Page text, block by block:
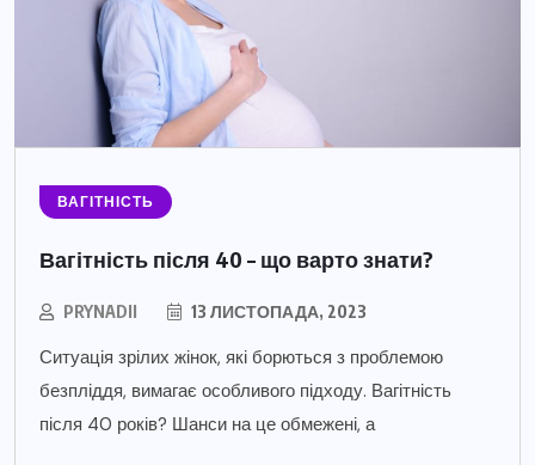
ВАГІТНІСТЬ
Вагітність після 40 – що варто знати?
PRYNADII 13 ЛИСТОПАДА, 2023
Ситуація зрілих жінок, які борються з проблемою
безпліддя, вимагає особливого підходу. Вагітність
після 40 років? Шанси на це обмежені, а